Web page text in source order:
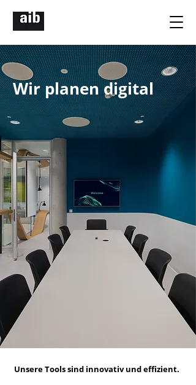
Wir planen digital
Unsere Tools sind innovativ und effizient.